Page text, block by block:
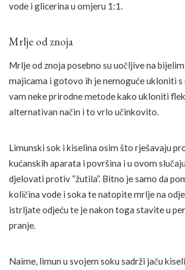
vode i glicerina u omjeru 1:1.
Mrlje od znoja
Mrlje od znoja posebno su uočljive na
majicama i gotovo ih je nemoguće ukloniti
vam neke prirodne metode kako ukloniti
alternativan način i to vrlo učinkovito.
Limunski sok i kiselina osim što rješavaju
kućanskih aparata i površina i u ovom
djelovati protiv “žutila”. Bitno je samo da
količina vode i soka te natopite mrlje na
istrljate odjeću te je nakon toga stavite u
pranje.
Naime, limun u svojem soku sadrži jaču